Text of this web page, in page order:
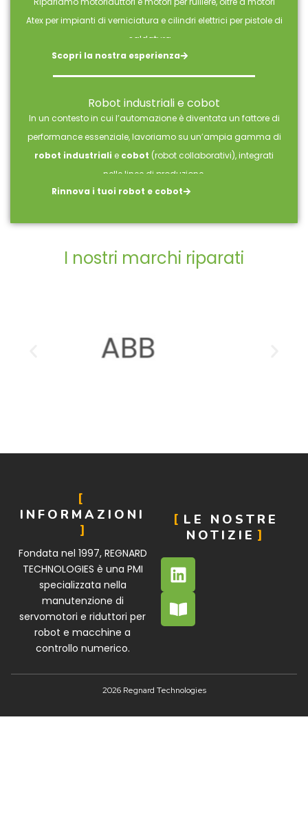
Atex per impianti di verniciatura e cilindri elettrici per pistole di
saldatura ….
Scopri la nostra esperienza
Robot industriali e cobot
In un contesto in cui l’automazione è diventata un fattore di
performance essenziale, lavoriamo su un’ampia gamma di
robot industriali e cobot (robot collaborativi), integrati
nelle linee di produzione.
Rinnova i tuoi robot e cobot
I nostri marchi riparati
INFORMAZIONI
Fondata nel 1997, REGNARD
TECHNOLOGIES è una PMI
specializzata nella
manutenzione di
servomotori e riduttori per
robot e macchine a
controllo numerico.
LE NOSTRE
NOTIZIE
2026 Regnard Technologies